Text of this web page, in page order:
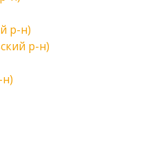
р-н)
р-н)